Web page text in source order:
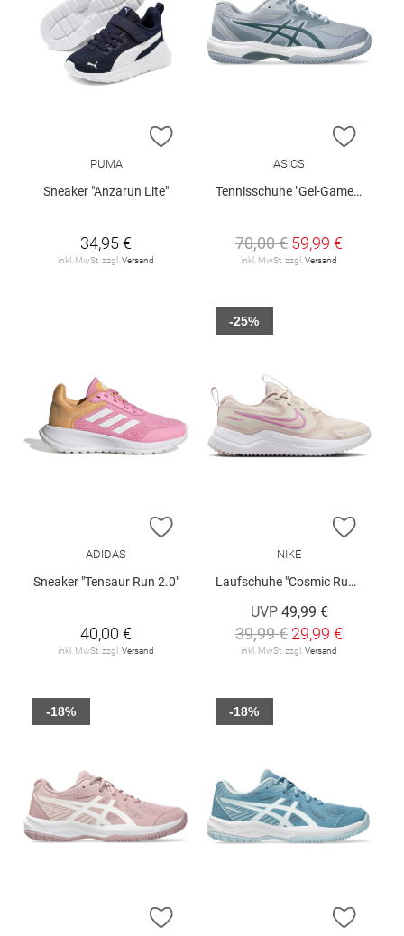
ZUR WUNSCHLISTE HINZUFÜGEN
PUMA
Sneaker "Anzarun Lite"
34,95 €
inkl. MwSt. zzgl.Versand
ZUR
ASICS
Tennisschuhe "Gel-Game GS Clay/OC"
70,00 € 59,99 €
inkl. MwSt. zzgl.Versand
ZUR WUNSCHLISTE HINZUFÜGEN
ADIDAS
Sneaker "Tensaur Run 2.0"
40,00 €
inkl. MwSt. zzgl.Versand
ZUR
NIKE
Laufschuhe "Cosmic Runner"
UVP 49,99 €
39,99 € 29,99 €
inkl. MwSt. zzgl.Versand
-25%
ZUR WUNSCHLISTE HINZUFÜGEN
-18%
ZUR
-18%